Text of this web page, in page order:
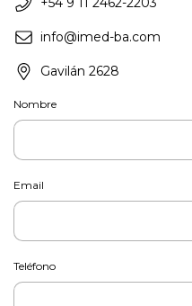
info@imed-ba.com
Gavilán 2628
Nombre
Email
Teléfono